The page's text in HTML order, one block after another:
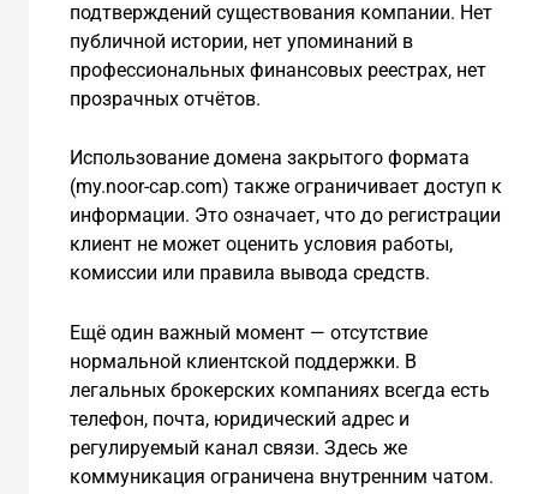
подтверждений существования компании. Нет
публичной истории, нет упоминаний в
профессиональных финансовых реестрах, нет
прозрачных отчётов.
Использование домена закрытого формата
(my.noor-cap.com) также ограничивает доступ к
информации. Это означает, что до регистрации
клиент не может оценить условия работы,
комиссии или правила вывода средств.
Ещё один важный момент — отсутствие
нормальной клиентской поддержки. В
легальных брокерских компаниях всегда есть
телефон, почта, юридический адрес и
регулируемый канал связи. Здесь же
коммуникация ограничена внутренним чатом.